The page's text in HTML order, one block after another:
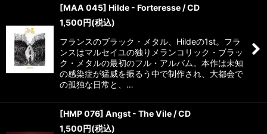
[MAA 045] Hilde - Forteresse / CD
1,500円(税込)
フランスのブラック・メタル、Hildeの1st。フラ
ンスはマルセイユの独りメランコリック・ブラッ
ク・メタルの最初のフル・アルバム。本作は未知
の感染症が猛威を振るう中で制作され、大都会で
の孤独な日常と、…
[HMP 076] Angst - The Vile / CD
1,500円(税込)